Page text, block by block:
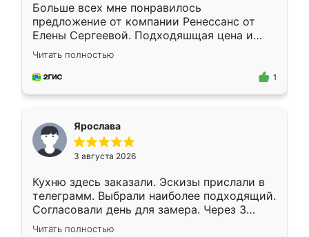
Больше всех мне понравилось
предложение от компании Ренессанс от
Елены Сергеевой. Подходяшщая цена и
короткие сроки изготовления. Приехавший
для замера сотрудник Владислав
предложил по моему эскизу самый
Читать полностью
1
Ярослава
3 августа 2026
Кухню здесь заказали. Эскизы прислали в
телеграмм. Выбрали наиболее подходящий.
Согласовали день для замера. Через 3
недели кухня была уже готова. Остались
Читать полностью